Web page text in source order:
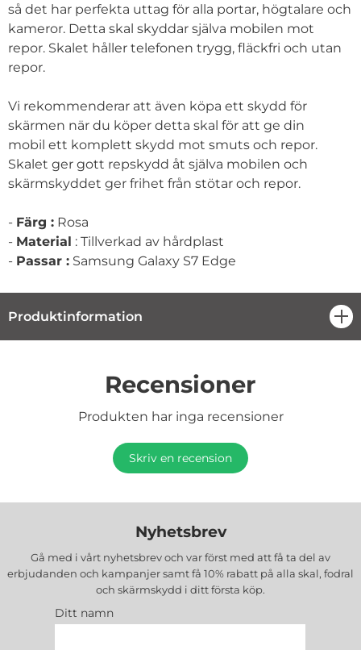
så det har perfekta uttag för alla portar, högtalare och
kameror. Detta skal skyddar själva mobilen mot
repor. Skalet håller telefonen trygg, fläckfri och utan
repor.
Vi rekommenderar att även köpa ett skydd för
skärmen när du köper detta skal för att ge din
mobil ett komplett skydd mot smuts och repor.
Skalet ger gott repskydd åt själva mobilen och
skärmskyddet ger frihet från stötar och repor.
- Färg : Rosa
- Material : Tillverkad av hårdplast
- Passar : Samsung Galaxy S7 Edge
Produktinformation
Recensioner
Produkten har inga recensioner
Skriv en recension
Nyhetsbrev
Gå med i vårt nyhetsbrev och var först med att få ta del av
erbjudanden och kampanjer samt få 10% rabatt på alla skal, fodral
och skärmskydd i ditt första köp.
Ditt namn